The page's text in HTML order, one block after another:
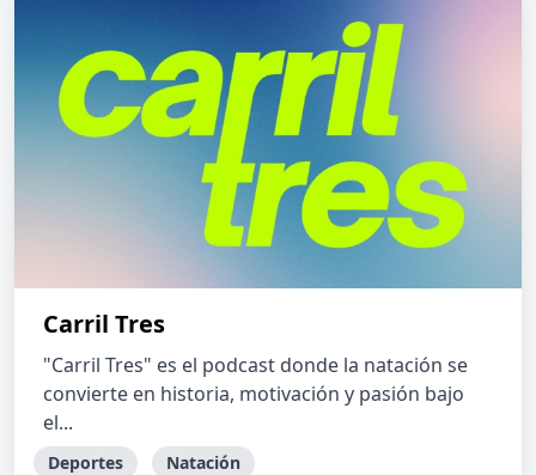
Carril Tres
"Carril Tres" es el podcast donde la natación se
convierte en historia, motivación y pasión bajo
el...
Deportes Natación